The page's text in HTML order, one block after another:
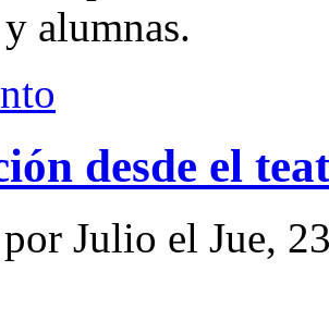
alumnas.
desde el
Julio el Jue,